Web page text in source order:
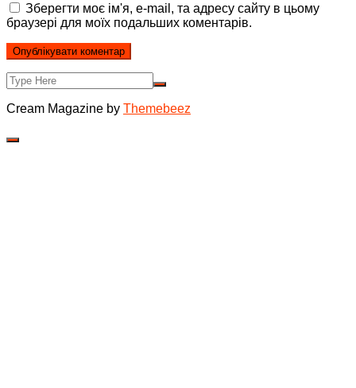
Зберегти моє ім'я, e-mail, та адресу сайту в цьому
браузері для моїх подальших коментарів.
Cream Magazine by Themebeez